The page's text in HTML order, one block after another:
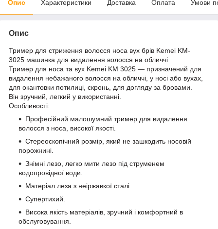
Опис Характеристики Доставка Оплата Умови
Опис
Тример для стриження волосся носа вух брів Kemei KM-
3025 машинка для видалення волосся на обличчі
Тример для носа та вух Kemei KM 3025 ― призначений для
видалення небажаного волосся на обличчі, у носі або вухах,
для окантовки потилиці, скронь, для догляду за бровами.
Він зручний, легкий у використанні.
Особливості:
Професійний малошумний тример для видалення
волосся з носа, високої якості.
Стереоскопічний розмір, який не зашкодить носовій
порожнині.
Знімні лезо, легко мити лезо під струменем
водопровідної води.
Матеріал леза з неіржавкої сталі.
Супертихий.
Висока якість матеріалів, зручний і комфортний в
обслуговування.